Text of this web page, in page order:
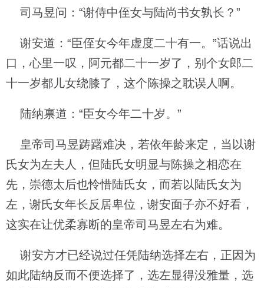
司马昱问：“谢侍中侄女与陆尚书女孰长？”
谢安道：“臣侄女今年虚度二十有一。”话说出
口，心里一叹，阿元都二十一岁了，别个女郎二
十一岁都儿女绕膝了，这个陈操之耽误人啊。
陆纳禀道：“臣女今年二十岁。”
皇帝司马昱踌躇难决，若依年龄来定，当以谢
氏女为左夫人，但陆氏女明显与陈操之相恋在
先，崇德太后也怜惜陆氏女，而若以陆氏女为
左，谢氏女年长反居卑位，谢安面子亦不好看，
这实在让优柔寡断的皇帝司马昱左右为难。
谢安方才已经说过任凭陆纳选择左右，正因为
如此陆纳反而不便选择了，选左显得没雅量，选